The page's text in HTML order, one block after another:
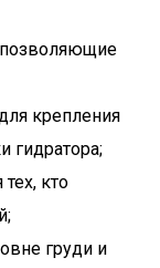
крепления
гидратора;
кто
груди и